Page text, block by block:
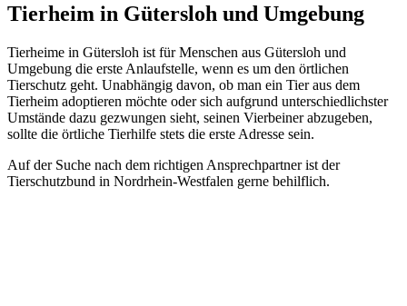
Tierheim in Gütersloh und Umgebung
Tierheime in Gütersloh ist für Menschen aus Gütersloh und
Umgebung die erste Anlaufstelle, wenn es um den örtlichen
Tierschutz geht. Unabhängig davon, ob man ein Tier aus dem
Tierheim adoptieren möchte oder sich aufgrund unterschiedlichster
Umstände dazu gezwungen sieht, seinen Vierbeiner abzugeben,
sollte die örtliche Tierhilfe stets die erste Adresse sein.
Auf der Suche nach dem richtigen Ansprechpartner ist der
Tierschutzbund in Nordrhein-Westfalen gerne behilflich.